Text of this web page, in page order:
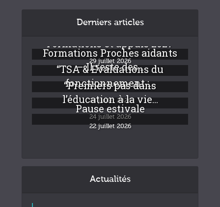
Derniers articles
Formations et appuis 2027
29 juillet 2026
Formations Proches aidants
– Il reste des...
24 juillet 2026
“TSA & Evaluations du
fonctionnement :...
24 juillet 2026
“Premiers pas dans
l’éducation à la vie...
24 juillet 2026
Pause estivale
22 juillet 2026
Actualités